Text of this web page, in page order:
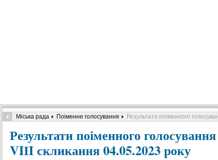
Міська рада Поіменне голосування Результати поіменного
Результати поіменного
VIІI скликання 04.05.2023 року